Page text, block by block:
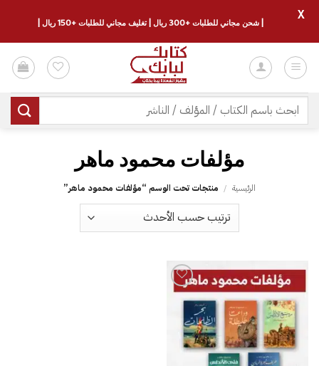
للمحتوى
البحث
عن:
مؤلفات محمود ماهر
الرئيسية / منتجات تحت الوسم “مؤلفات محمود ماهر”
إضافة
إلى
الرغبات
| شحن مجاني للطلبات +300 ريال | تغليف مجاني للطلبات +150 ريال |
X